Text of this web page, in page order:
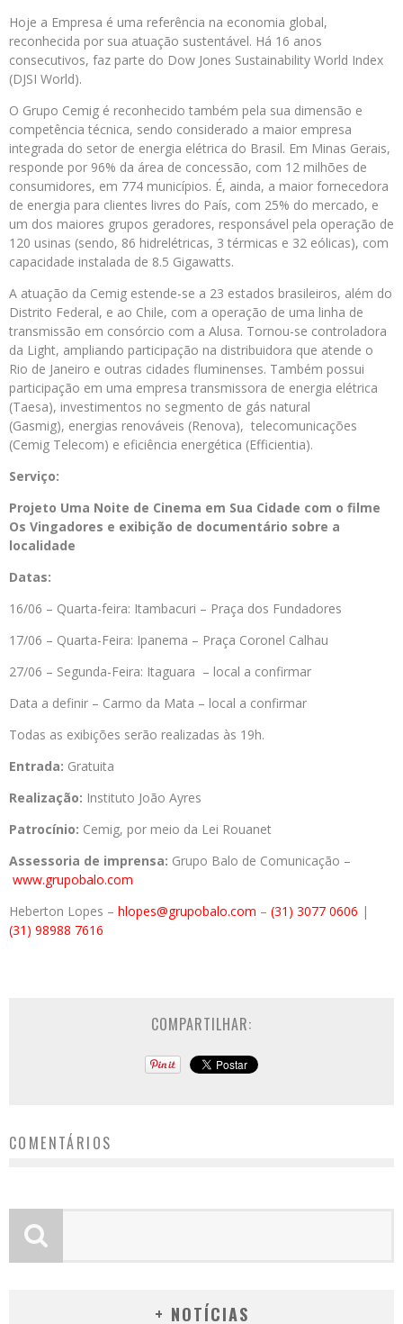
Hoje a Empresa é uma referência na economia global,
reconhecida por sua atuação sustentável. Há 16 anos
consecutivos, faz parte do Dow Jones Sustainability World Index
(DJSI World).
O Grupo Cemig é reconhecido também pela sua dimensão e
competência técnica, sendo considerado a maior empresa
integrada do setor de energia elétrica do Brasil. Em Minas Gerais,
responde por 96% da área de concessão, com 12 milhões de
consumidores, em 774 municípios. É, ainda, a maior fornecedora
de energia para clientes livres do País, com 25% do mercado, e
um dos maiores grupos geradores, responsável pela operação de
120 usinas (sendo, 86 hidrelétricas, 3 térmicas e 32 eólicas), com
capacidade instalada de 8.5 Gigawatts.
A atuação da Cemig estende-se a 23 estados brasileiros, além do
Distrito Federal, e ao Chile, com a operação de uma linha de
transmissão em consórcio com a Alusa. Tornou-se controladora
da Light, ampliando participação na distribuidora que atende o
Rio de Janeiro e outras cidades fluminenses. Também possui
participação em uma empresa transmissora de energia elétrica
(Taesa), investimentos no segmento de gás natural
(Gasmig), energias renováveis (Renova), telecomunicações
(Cemig Telecom) e eficiência energética (Efficientia).
Serviço:
Projeto Uma Noite de Cinema em Sua Cidade com o filme
Os Vingadores e exibição de documentário sobre a
localidade
Datas:
16/06 – Quarta-feira: Itambacuri – Praça dos Fundadores
17/06 – Quarta-Feira: Ipanema – Praça Coronel Calhau
27/06 – Segunda-Feira: Itaguara – local a confirmar
Data a definir – Carmo da Mata – local a confirmar
Todas as exibições serão realizadas às 19h.
Entrada: Gratuita
Realização: Instituto João Ayres
Patrocínio: Cemig, por meio da Lei Rouanet
Assessoria de imprensa: Grupo Balo de Comunicação –
www.grupobalo.com
Heberton Lopes – hlopes@grupobalo.com – (31) 3077 0606 |
(31) 98988 7616
COMPARTILHAR:
COMENTÁRIOS
+ NOTÍCIAS